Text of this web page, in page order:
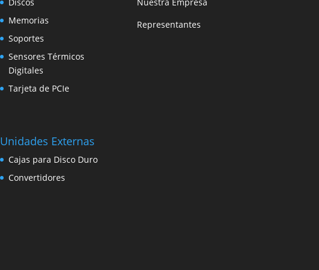
Discos
Memorias
Soportes
Sensores Térmicos
Digitales
Tarjeta de PCIe
Unidades Externas
Cajas para Disco Duro
Convertidores
Nuestra Empresa
Representantes